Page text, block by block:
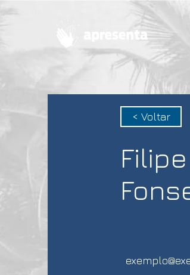
< Voltar